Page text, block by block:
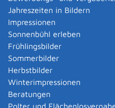
Jahreszeiten in Bildern
Impressionen
Sonnenbühl erleben
Frühlingsbilder
Sommerbilder
Herbstbilder
Winterimpressionen
Beratungen
Polter und
anmelden
Als berechtigte Person
(Halterauskunft)
Als
im Rahmen der
Altenpfleger,
Familienpfleger,
Heilpädagoge, Jugend-
Sozialarbeiter,